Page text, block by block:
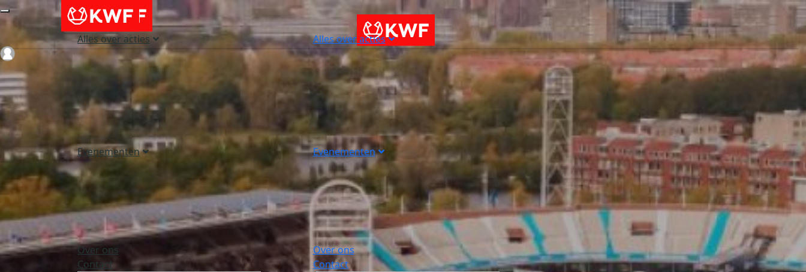
Alles over acties
Evenementen
Over ons
Contact
Alles over acties
Evenementen
Over ons
Contact
Login